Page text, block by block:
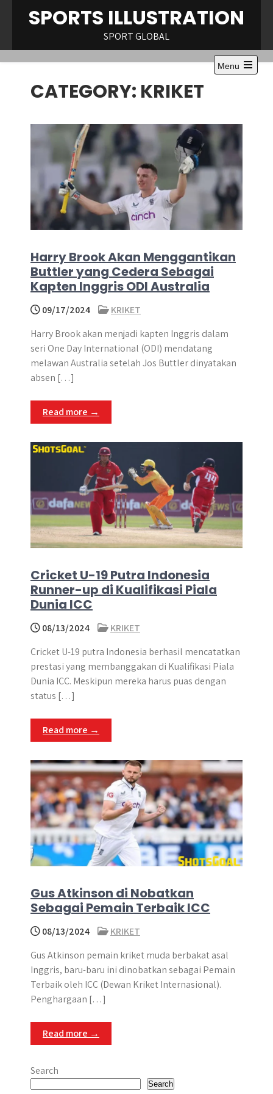
SPORTS ILLUSTRATION
SPORT GLOBAL
Menu
Open
CATEGORY: KRIKET
​Harry Brook Akan Menggantikan
Buttler yang Cedera Sebagai
Kapten Inggris ODI Australia
09/17/2024
KRIKET
​Harry Brook akan menjadi kapten Inggris dalam
seri One Day International (ODI) mendatang
melawan Australia setelah Jos Buttler dinyatakan
absen […]
Read more →
Cricket U-19 Putra Indonesia
Runner-up di Kualifikasi Piala
Dunia ICC
08/13/2024
KRIKET
Cricket U-19 putra Indonesia berhasil mencatatkan
prestasi yang membanggakan di Kualifikasi Piala
Dunia ICC. Meskipun mereka harus puas dengan
status […]
Read more →
Gus Atkinson di Nobatkan
Sebagai Pemain Terbaik ICC
08/13/2024
KRIKET
Gus Atkinson pemain kriket muda berbakat asal
Inggris, baru-baru ini dinobatkan sebagai Pemain
Terbaik oleh ICC (Dewan Kriket Internasional).​
Penghargaan […]
Read more →
Search
Search